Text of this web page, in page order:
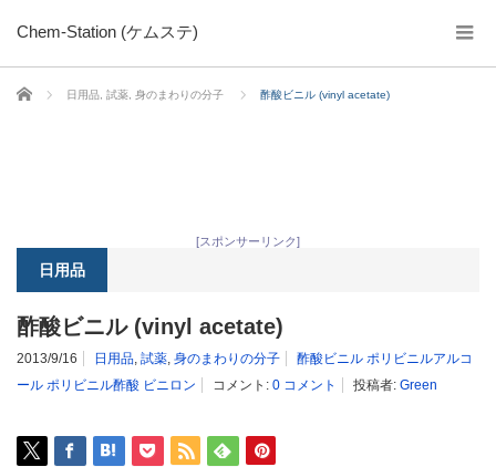
Chem-Station (ケムステ)
ホーム 日用品 試薬 身のまわりの分子 酢酸ビニル (vinyl acetate)
[スポンサーリンク]
日用品
酢酸ビニル (vinyl acetate)
2013/9/16 日用品, 試薬, 身のまわりの分子
酢酸ビニル ポリビニルアルコ
ール ポリビニル酢酸 ビニロン
コメント: 0 コメント 投稿者: Green